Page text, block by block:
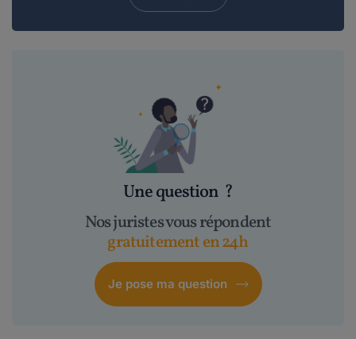
Une question ?
Nos juristes vous répondent
gratuitement en 24h
Je pose ma question